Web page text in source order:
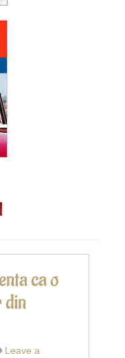
ca o
din
Leave a